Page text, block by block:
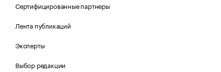
Сертифицированные партнеры
Лента публикаций
Эксперты
Выбор редакции